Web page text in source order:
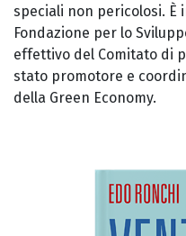
speciali non pericolosi. È
Fondazione per lo
effettivo del Comitato di
stato promotore e
della Green Economy.